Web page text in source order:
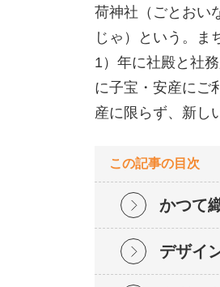
荷神社（ごとおい
じゃ）という。ま
1）年に社殿と社
に子宝・安産にご
産に限らず、新し
この記事の目次
かつて
デザイ